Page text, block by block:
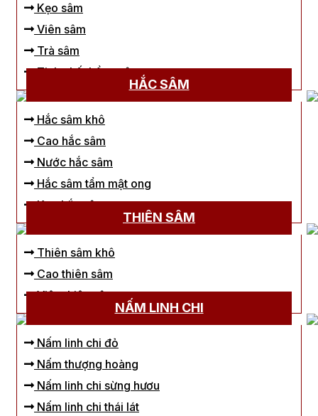
Kẹo sâm
Viên sâm
Trà sâm
Tinh chất hồng sâm
HẮC SÂM
Hắc sâm khô
Cao hắc sâm
Nước hắc sâm
Hắc sâm tẩm mật ong
Kẹo hắc sâm
THIÊN SÂM
Thiên sâm khô
Cao thiên sâm
Viên thiên sâm
NẤM LINH CHI
Nấm linh chi đỏ
Nấm thượng hoàng
Nấm linh chi sừng hươu
Nấm linh chi thái lát